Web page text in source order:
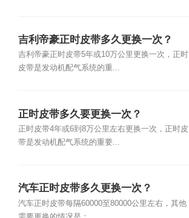
吉利帝豪正时皮带多久更换一次？
吉利帝豪正时皮带5年或10万公里更换一次，正时
皮带是发动机配气系统的重...
正时皮带多久要更换一次？
正时皮带4年或6到8万公里左右更换一次，正时皮
带是发动机配气系统的重要...
汽车正时皮带多久更换一次？
汽车正时皮带每隔60000至80000公里左右，其他